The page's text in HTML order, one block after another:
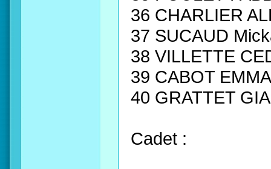
36 CHARLIER
37 SUCAUD
38 VILLETTE
39 CABOT
40 GRATTET
Cadet :